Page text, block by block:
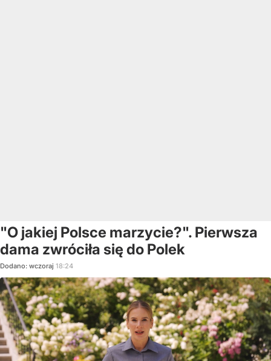
"O jakiej Polsce marzycie?". Pierwsza
dama zwróciła się do Polek
Dodano: wczoraj 18:24